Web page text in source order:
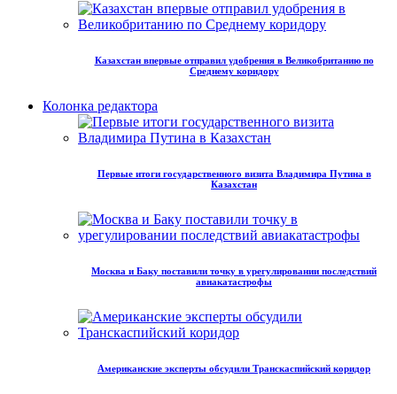
Казахстан впервые отправил удобрения в Великобританию по
Среднему коридору
Колонка редактора
Первые итоги государственного визита Владимира Путина в
Казахстан
Москва и Баку поставили точку в урегулировании последствий
авиакатастрофы
Американские эксперты обсудили Транскаспийский коридор